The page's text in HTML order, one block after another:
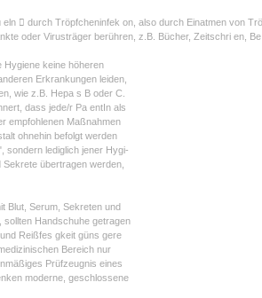
 durch Tröpfcheninfek on, also durch Einatmen von
oder Virusträger berühren, z.B. Bücher, Zeitschri en,
Hygiene keine höheren
Erkrankungen leiden,
wie z.B. Hepa s B oder C.
dass jede/r Pa entIn als
empfohlenen Maßnahmen
ohnehin befolgt werden
sondern lediglich jener Hygi-
übertragen werden,
Blut, Serum, Sekreten und
sollten Handschuhe getragen
Reißfes gkeit güns gere
Bereich nur
Prüfzeugnis eines
moderne, geschlossene